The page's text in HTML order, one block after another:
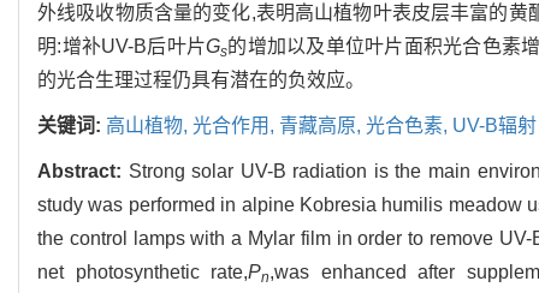
外线吸收物质含量的变化,表明高山植物叶表皮层丰富的
明:增补UV-B后叶片Gs的增加以及单位叶片面积光合色素
的光合生理过程仍具有潜在的负效应。
关键词: 高山植物, 光合作用, 青藏高原, 光合色素, UV-B辐射
Abstract: Strong solar UV-B radiation is the main
study was performed in alpine Kobresia humilis meadow
the control lamps with a Mylar film in order to remove
net photosynthetic rate,Pn,was enhanced after